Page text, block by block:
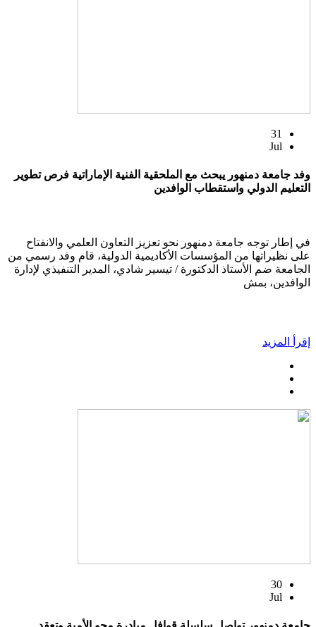
31
Jul
وفد جامعة دمنهور يبحث مع الملحقية الفنية الإماراتية فرص تطوير
التعليم الدولي واستقطاب الوافدين
في إطار توجه جامعة دمنهور نحو تعزيز التعاون العلمي والانفتاح
على نظيراتها من المؤسسات الأكاديمية الدولية، قام وفد رسمي من
الجامعة ضم الأستاذ الدكتورة / تيسير شادي، المدير التنفيذي لإدارة
الوافدين، بمش
إقرأ المزيد
30
Jul